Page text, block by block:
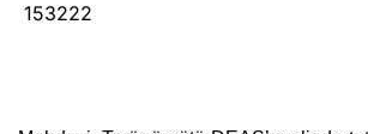
153222